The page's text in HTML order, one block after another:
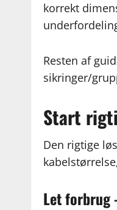
korrekt
Resten af
sikringer/
Start
Den rigtige
Let forbrug